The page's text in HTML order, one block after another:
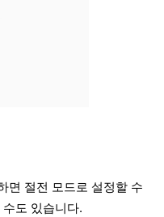
면 절전 모드로 설정할 수
도 있습니다.